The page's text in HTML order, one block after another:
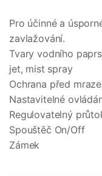
Pro účinné a
zavlažování.
Tvary vodního
jet, mist spray
Ochrana před
Nastavitelné
Regulovatelný
Spouštěč On/Off
Zámek